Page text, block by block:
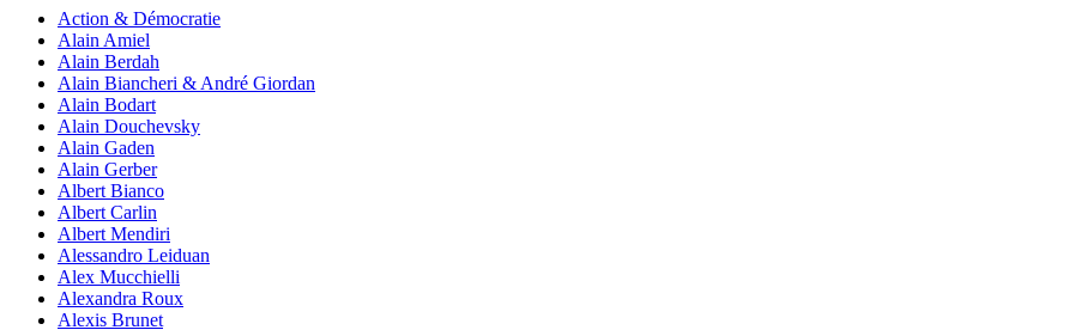
Action & Démocratie
Alain Amiel
Alain Berdah
Alain Biancheri & André Giordan
Alain Bodart
Alain Douchevsky
Alain Gaden
Alain Gerber
Albert Bianco
Albert Carlin
Albert Mendiri
Alessandro Leiduan
Alex Mucchielli
Alexandra Roux
Alexis Brunet